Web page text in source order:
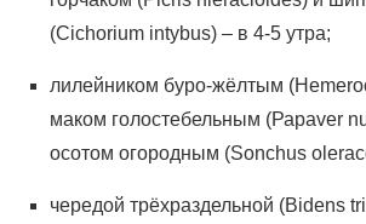
(Сiсhоrium intybus) – в 4-5 утра;
лилейником буро-жёлтым
маком голостебельным (Рараvеr
осотом огородным (Sоnchus
чередой трёхраздельной (Вidеns